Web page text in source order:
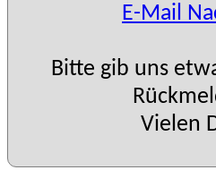
E-Mail
Bitte gib uns
Vielen